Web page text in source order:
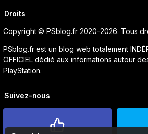
Droits
Copyright © PSblog.fr 2020-2026. Tous
PSblog.fr est un blog web totalement
OFFICIEL dédié aux informations autour
PlayStation.
Suivez-nous